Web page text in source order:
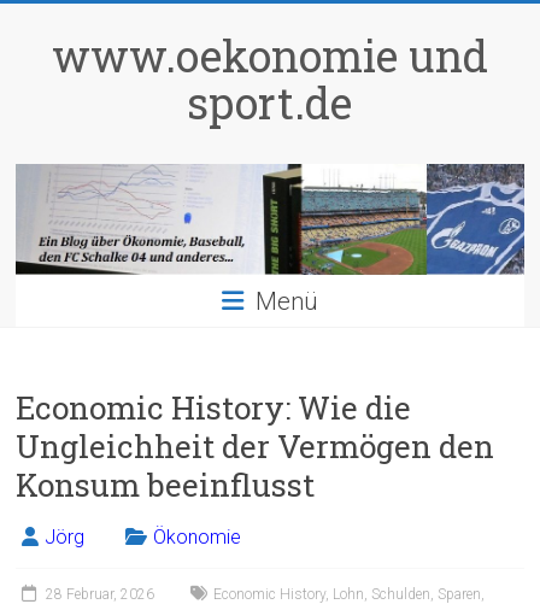
springenwww.oekonomie und
sport.de
Menü
Economic History: Wie die
Ungleichheit der Vermögen den
Konsum beeinflusst
Jörg Ökonomie
28 Februar, 2026 Economic History, Lohn, Schulden, Sparen,